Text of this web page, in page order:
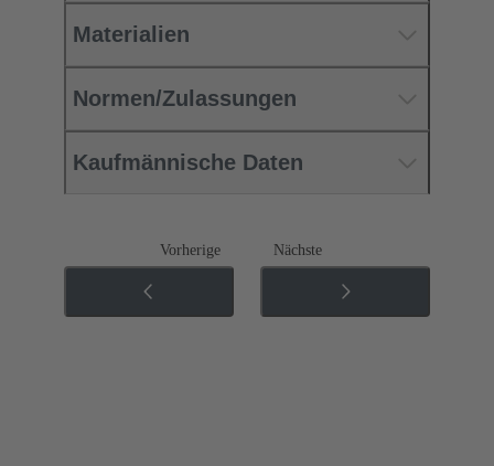
Materialien
Normen/Zulassungen
Kaufmännische Daten
Vorherige Nächste